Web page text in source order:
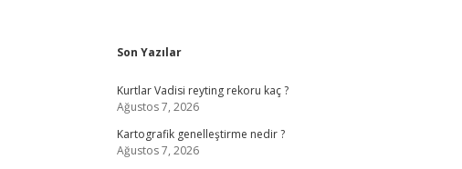
Sidebar
Son Yazılar
Kurtlar Vadisi reyting rekoru kaç ?
Ağustos 7, 2026
Kartografik genelleştirme nedir ?
Ağustos 7, 2026